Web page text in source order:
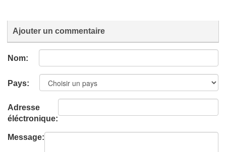
Ajouter un commentaire
Nom:
Pays:
Adresse
éléctronique:
Message: